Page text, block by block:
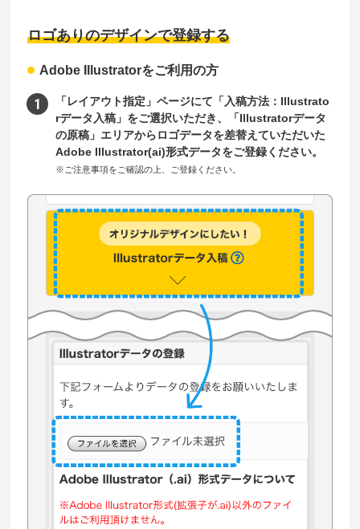
ロゴありのデザインで登録する
Adobe Illustratorをご利用の方
「レイアウト指定」ページにて「入稿方法：Illustrato
rデータ入稿」をご選択いただき、「Illustratorデータ
の原稿」エリアからロゴデータを差替えていただいた
Adobe Illustrator(ai)形式データをご登録ください。
※ご注意事項をご確認の上、ご登録ください。